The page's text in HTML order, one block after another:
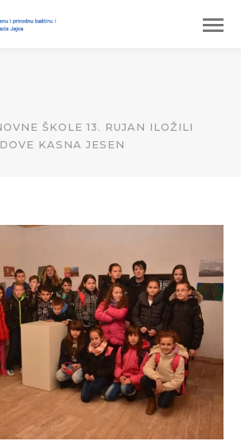
ŠKOLE 13. RUJAN ILOŽILI
KASNA JESEN